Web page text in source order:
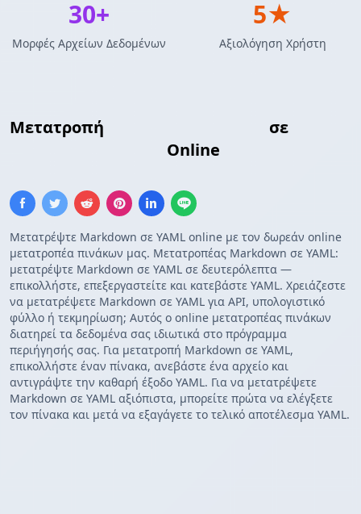
Μετατροπή
σε
Online
Μετατρέψτε Markdown σε YAML online με τον δωρεάν online
μετατροπέα πινάκων μας. Μετατροπέας Markdown σε YAML:
μετατρέψτε Markdown σε YAML σε δευτερόλεπτα —
επικολλήστε, επεξεργαστείτε και κατεβάστε YAML. Χρειάζεστε
να μετατρέψετε Markdown σε YAML για API, υπολογιστικό
φύλλο ή τεκμηρίωση; Αυτός ο online μετατροπέας πινάκων
διατηρεί τα δεδομένα σας ιδιωτικά στο πρόγραμμα
περιήγησής σας. Για μετατροπή Markdown σε YAML,
επικολλήστε έναν πίνακα, ανεβάστε ένα αρχείο και
αντιγράψτε την καθαρή έξοδο YAML. Για να μετατρέψετε
Markdown σε YAML αξιόπιστα, μπορείτε πρώτα να ελέγξετε
τον πίνακα και μετά να εξαγάγετε το τελικό αποτέλεσμα YAML.
30+
Μορφές Αρχείων Δεδομένων
5★
Αξιολόγηση Χρήστη